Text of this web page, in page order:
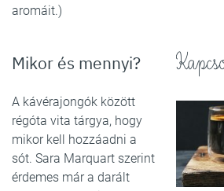
aromáit.)
Mikor és mennyi?
A kávérajongók között
régóta vita tárgya, hogy
mikor kell hozzáadni a
sót. Sara Marquart szerint
érdemes már a darált